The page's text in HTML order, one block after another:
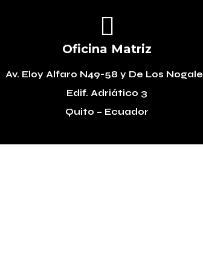

Oficina Matriz
Av. Eloy Alfaro N49-58 y De Los
Edif. Adriático 3
Quito – Ecuador